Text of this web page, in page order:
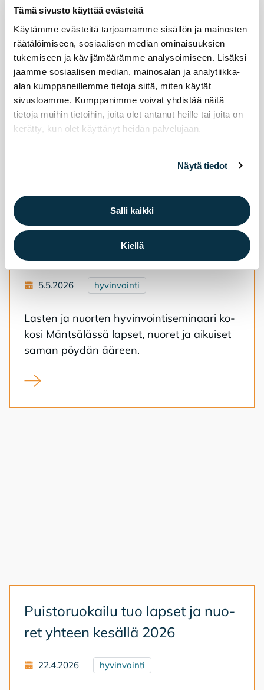
Tämä sivusto käyttää evästeitä
Käytämme evästeitä tarjoamamme sisällön ja mainosten
räätälöimiseen, sosiaalisen median ominaisuuksien
tukemiseen ja kävijämäärämme analysoimiseen. Lisäksi
jaamme sosiaalisen median, mainosalan ja analytiikka-
alan kumppaneillemme tietoja siitä, miten käytät
sivustoamme. Kumppanimme voivat yhdistää näitä
tietoja muihin tietoihin, joita olet antanut heille tai joita on
kerätty, kun olet käyttänyt heidän palvelujaan.
Näytä tiedot
Salli kaikki
Kiellä
Kun arki toi­mii, tu­le­vai­suus kan­
5.5.2026 hyvinvointi
Las­ten ja nuor­ten hy­vin­voin­ti­se­mi­naa­ri ko­
ko­si Mänt­sä­läs­sä lap­set, nuo­ret ja ai­kui­set
sa­man pöy­dän ää­reen.
Kun arki toimii, tulevaisuus kantaa
Puis­to­ruo­kai­lu tuo lap­set ja nuo­
ret yh­teen ke­säl­lä 2026
22.4.2026 hyvinvointi